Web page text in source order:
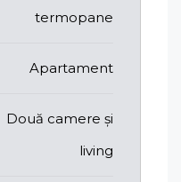
termopane
Apartament
Două camere și
living